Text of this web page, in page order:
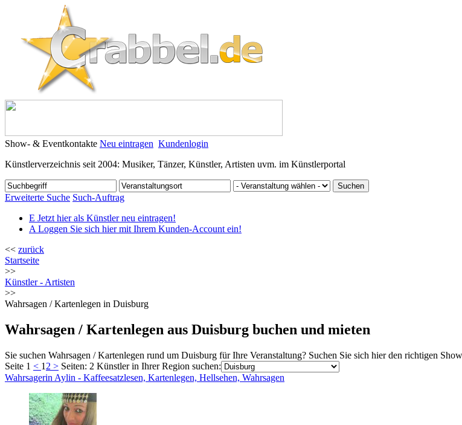
Show- & Eventkontakte Neu eintragen Kundenlogin
Künstlerverzeichnis seit 2004: Musiker, Tänzer, Künstler, Artisten uvm. im Künstlerportal
Erweiterte Suche Such-Auftrag
E Jetzt hier als Künstler neu eintragen!
A Loggen Sie sich hier mit Ihrem Kunden-Account ein!
<< zurück
Startseite
>>
Künstler - Artisten
>>
Wahrsagen / Kartenlegen in Duisburg
Wahrsagen / Kartenlegen aus Duisburg buchen und mieten
Sie suchen Wahrsagen / Kartenlegen rund um Duisburg für Ihre Veranstaltung? Suchen Sie sich hier den richtigen
Seite 1 < 1 2 > Seiten: 2 Künstler in Ihrer Region suchen:
Wahrsagerin Aylin - Kaffeesatzlesen, Kartenlegen, Hellsehen, Wahrsagen